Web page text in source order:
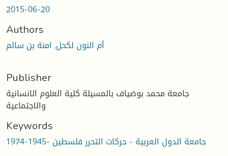
2015-06-20
Authors
أم النون لكحل, امنة بن سالم
Publisher
جامعة محمد بوضياف بالمسيلة كلية العلوم الانسانية
والاجتماعية
Keywords
جامعة الدول العربية - حركات التحرر فلسطين -1945-1974